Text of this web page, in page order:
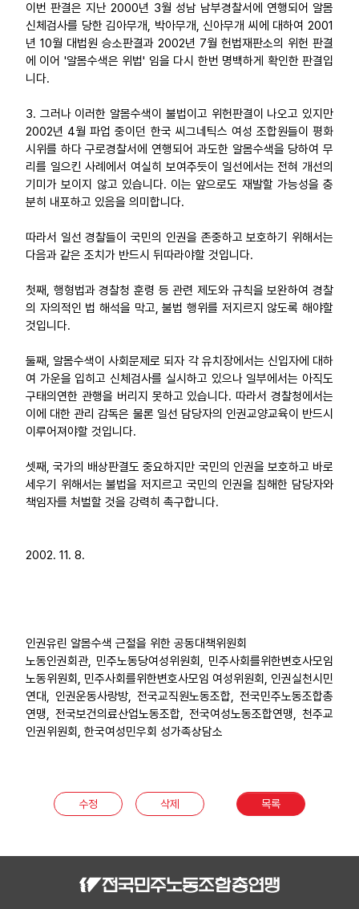
이번 판결은 지난 2000년 3월 성남 남부경찰서에 연행되어 알몸
신체검사를 당한 김아무개, 박아무개, 신아무개 씨에 대하여 2001
년 10월 대법원 승소판결과 2002년 7월 헌법재판소의 위헌 판결
에 이어 '알몸수색은 위법' 임을 다시 한번 명백하게 확인한 판결입
니다.
3. 그러나 이러한 알몸수색이 불법이고 위헌판결이 나오고 있지만
2002년 4월 파업 중이던 한국 씨그네틱스 여성 조합원들이 평화
시위를 하다 구로경찰서에 연행되어 과도한 알몸수색을 당하여 무
리를 일으킨 사례에서 여실히 보여주듯이 일선에서는 전혀 개선의
기미가 보이지 않고 있습니다. 이는 앞으로도 재발할 가능성을 충
분히 내포하고 있음을 의미합니다.
따라서 일선 경찰들이 국민의 인권을 존중하고 보호하기 위해서는
다음과 같은 조치가 반드시 뒤따라야할 것입니다.
첫째, 행형법과 경찰청 훈령 등 관련 제도와 규칙을 보완하여 경찰
의 자의적인 법 해석을 막고, 불법 행위를 저지르지 않도록 해야할
것입니다.
둘째, 알몸수색이 사회문제로 되자 각 유치장에서는 신입자에 대하
여 가운을 입히고 신체검사를 실시하고 있으나 일부에서는 아직도
구태의연한 관행을 버리지 못하고 있습니다. 따라서 경찰청에서는
이에 대한 관리 감독은 물론 일선 담당자의 인권교양교육이 반드시
이루어져야할 것입니다.
셋째, 국가의 배상판결도 중요하지만 국민의 인권을 보호하고 바로
세우기 위해서는 불법을 저지르고 국민의 인권을 침해한 담당자와
책임자를 처벌할 것을 강력히 촉구합니다.
2002. 11. 8.
인권유린 알몸수색 근절을 위한 공동대책위원회
노동인권회관, 민주노동당여성위원회, 민주사회를위한변호사모임
노동위원회, 민주사회를위한변호사모임 여성위원회, 인권실천시민
연대, 인권운동사랑방, 전국교직원노동조합, 전국민주노동조합총
연맹, 전국보건의료산업노동조합, 전국여성노동조합연맹, 천주교
인권위원회, 한국여성민우회 성가족상담소
수정 삭제 목록